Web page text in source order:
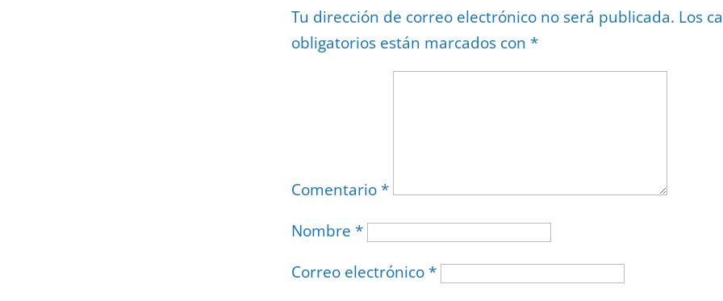
Tu dirección de correo electrónico no será publicada. Los
obligatorios están marcados con *
Comentario *
Nombre *
Correo electrónico *